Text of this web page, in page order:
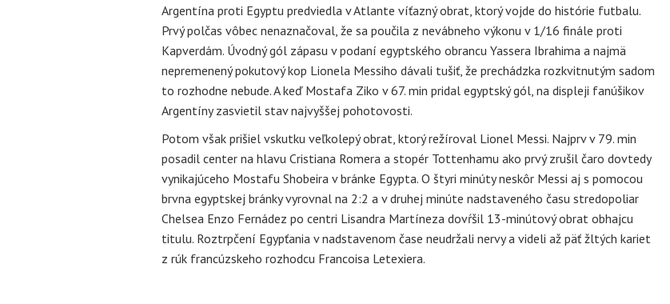
Argentína proti Egyptu predviedla v Atlante víťazný obrat, ktorý vojde do histórie futbalu.
Prvý polčas vôbec nenaznačoval, že sa poučila z nevábneho výkonu v 1/16 finále proti
Kapverdám. Úvodný gól zápasu v podaní egyptského obrancu Yassera Ibrahima a najmä
nepremenený pokutový kop Lionela Messiho dávali tušiť, že prechádzka rozkvitnutým sadom
to rozhodne nebude. A keď Mostafa Ziko v 67. min pridal egyptský gól, na displeji fanúšikov
Argentíny zasvietil stav najvyššej pohotovosti.
Potom však prišiel vskutku veľkolepý obrat, ktorý režíroval Lionel Messi. Najprv v 79. min
posadil center na hlavu Cristiana Romera a stopér Tottenhamu ako prvý zrušil čaro dovtedy
vynikajúceho Mostafu Shobeira v bránke Egypta. O štyri minúty neskôr Messi aj s pomocou
brvna egyptskej bránky vyrovnal na 2:2 a v druhej minúte nadstaveného času stredopoliar
Chelsea Enzo Fernádez po centri Lisandra Martíneza dovŕšil 13-minútový obrat obhajcu
titulu. Roztrpčení Egypťania v nadstavenom čase neudržali nervy a videli až päť žltých kariet
z rúk francúzskeho rozhodcu Francoisa Letexiera.